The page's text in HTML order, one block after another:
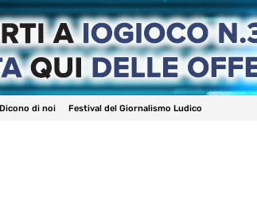
Dicono di noi Festival del Giornalismo Ludico